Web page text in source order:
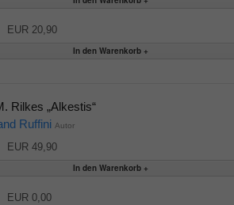
EUR 20,90
Rilkes „Alkestis“
Ruffini Autor
EUR 49,90
EUR 0,00